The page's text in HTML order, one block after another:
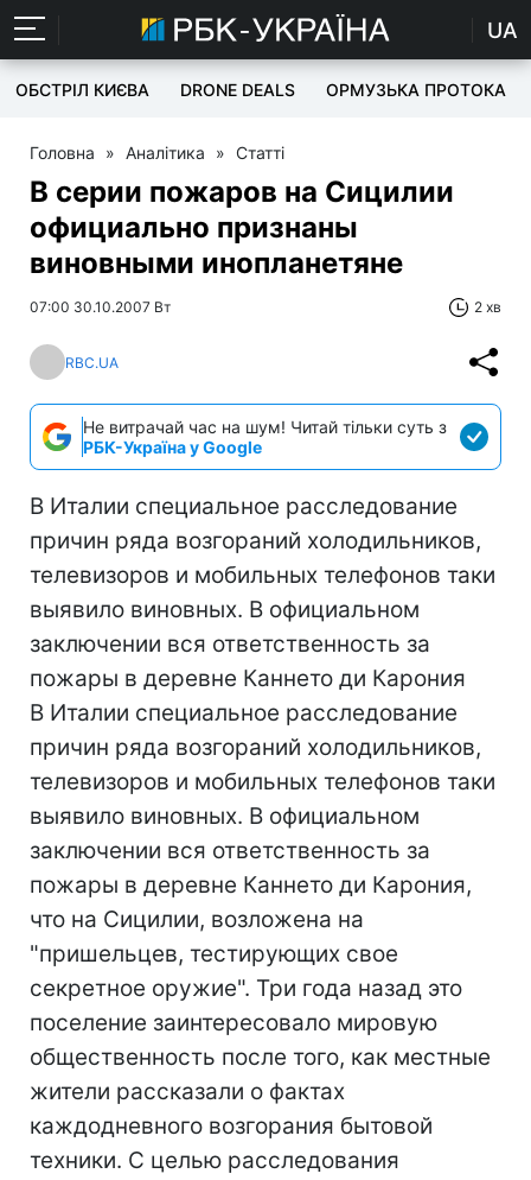
UA
ОБСТРІЛ КИЄВА DRONE DEALS ОРМУЗЬКА ПРОТОКА
Головна » Аналітика » Статті
В серии пожаров на Сицилии
официально признаны
виновными инопланетяне
07:00 30.10.2007 Вт 2 хв
RBC.UA
Не витрачай час на шум! Читай тільки суть з
РБК-Україна у Google
В Италии специальное расследование
причин ряда возгораний холодильников,
телевизоров и мобильных телефонов таки
выявило виновных. В официальном
заключении вся ответственность за
пожары в деревне Каннето ди Карония
В Италии специальное расследование
причин ряда возгораний холодильников,
телевизоров и мобильных телефонов таки
выявило виновных. В официальном
заключении вся ответственность за
пожары в деревне Каннето ди Карония,
что на Сицилии, возложена на
"пришельцев, тестирующих свое
секретное оружие". Три года назад это
поселение заинтересовало мировую
общественность после того, как местные
жители рассказали о фактах
каждодневного возгорания бытовой
техники. С целью расследования